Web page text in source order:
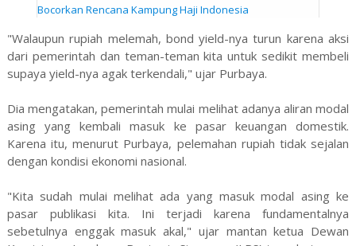
Bocorkan Rencana Kampung Haji Indonesia
"Walaupun rupiah melemah, bond yield-nya turun karena aksi
dari pemerintah dan teman-teman kita untuk sedikit membeli
supaya yield-nya agak terkendali," ujar Purbaya.
Dia mengatakan, pemerintah mulai melihat adanya aliran modal
asing yang kembali masuk ke pasar keuangan domestik.
Karena itu, menurut Purbaya, pelemahan rupiah tidak sejalan
dengan kondisi ekonomi nasional.
"Kita sudah mulai melihat ada yang masuk modal asing ke
pasar publikasi kita. Ini terjadi karena fundamentalnya
sebetulnya enggak masuk akal," ujar mantan ketua Dewan